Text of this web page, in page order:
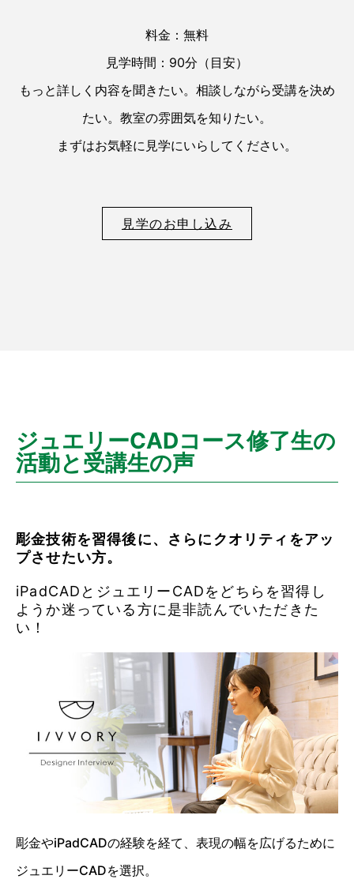
料金：無料
見学時間：90分（目安）
もっと詳しく内容を聞きたい。相談しながら受講を決め
たい。教室の雰囲気を知りたい。
まずはお気軽に見学にいらしてください。
見学のお申し込み
ジュエリーCADコース修了生の
活動と受講生の声
彫金技術を習得後に、さらにクオリティをアッ
プさせたい方。
iPadCADとジュエリーCADをどちらを習得し
ようか迷っている方に是非読んでいただきた
い！
彫金やiPadCADの経験を経て、表現の幅を広げるために
ジュエリーCADを選択。